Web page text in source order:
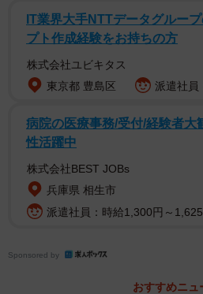
50ページ近くあります。あとが
高さは、小学生とは思えないレ
トまであるという徹底ぶり(°Д°)
感動したので、(許可をいただき)
— ほむほむ@アレルギー専門医
24, 2021
基本を押さえつつ、小学生
IT業界大手NTTデータグルー
プト作成経験をお持ちの方
株式会社ユビキタス
東京都 豊島区
派遣社員
病院の医療事務/受付/経験者大
性活躍中
株式会社BEST JOBs
兵庫県 相生市
派遣社員：時給1,300円～1,625
Sponsored by
おすすめニュ